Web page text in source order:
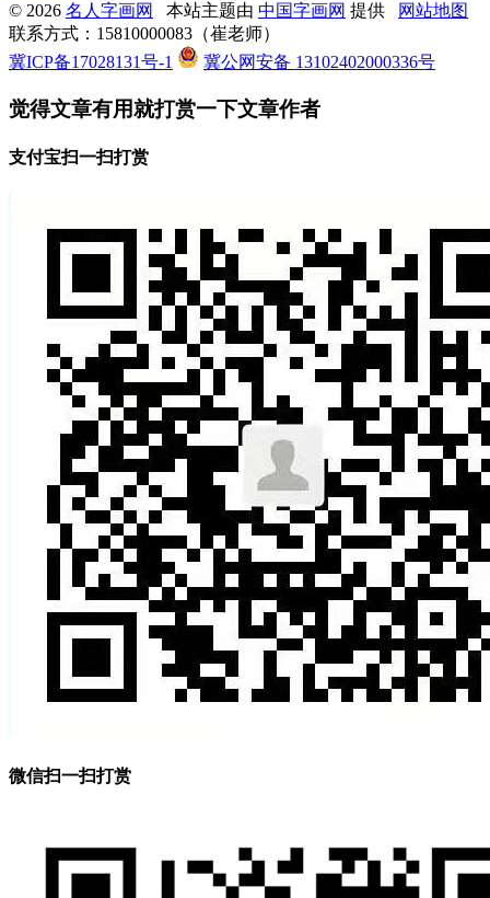
© 2026 名人字画网 本站主题由 中国字画网 提供
网站地图
联系方式：15810000083（崔老师）
冀ICP备17028131号-1
冀公网安备 13102402000336号
觉得文章有用就打赏一下文章作者
支付宝扫一扫打赏
微信扫一扫打赏